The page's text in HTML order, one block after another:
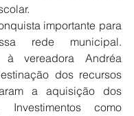
importante para
rede municipal.
à vereadora Andréa
dos recursos
a aquisição dos
Investimentos como